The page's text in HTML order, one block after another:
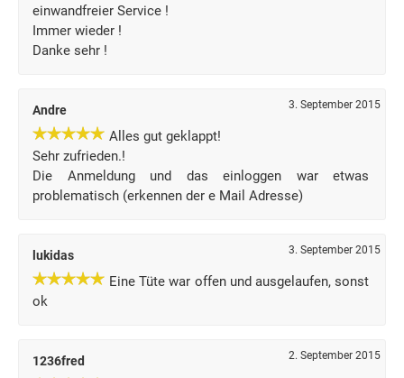
einwandfreier Service !
Immer wieder !
Danke sehr !
Andre 3. September 2015
Alles gut geklappt!
Sehr zufrieden.!
Die Anmeldung und das einloggen war etwas
problematisch (erkennen der e Mail Adresse)
lukidas 3. September 2015
Eine Tüte war offen und ausgelaufen, sonst
ok
1236fred 2. September 2015